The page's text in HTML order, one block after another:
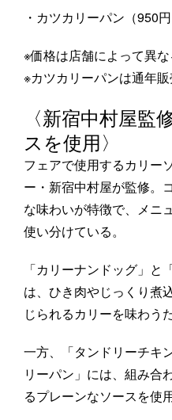
・カツカリーパン（950円
※価格は店舗によって異な
※カツカリーパンは通年
〈新宿中村屋監
スを使用〉
フェアで使用するカリー
ー・新宿中村屋が監修。
な味わいが特徴で、メニ
使い分けている。
「カリーナンドッグ」
は、ひき肉やじっくり煮
じられるカリーを味わう
一方、「タンドリーチキ
リーパン」には、組み合
るプレーンなソースを使